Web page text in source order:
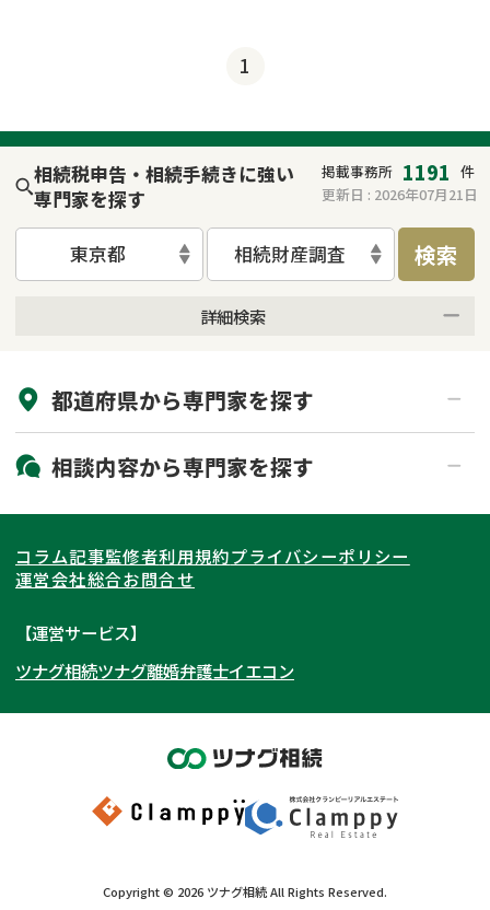
1
相続税申告・相続手続きに強い
専門家を探す
掲載事務所 1191 件
更新日 : 2026年07月21日
東京都 相続財産調査 検索
詳細検索
初回相談無料
土日祝の相談可能
都道府県から専門家を探す
北海道・東北
北海道 青森県
岩手県 宮城県
秋田県
福島県
関東
東京都 神奈川県
埼玉県
茨城県 群馬県
東海
愛知県
岐阜県 山梨県
関西
大阪府 京都府
奈良県
和歌山県
北陸・甲信越
石川県
富山県
岡山県
九州・沖縄
相談内容から専門家を探す
相続登記
遺産分割
相続手続き
家族信託
成年後見・任意後見
相続財産調査
不動産評価(相続不動産)
相続トラブル
コラム記事監修者利用規約プライバシーポリシー
運営会社総合お問合せ
【運営サービス】
ツナグ相続ツナグ離婚弁護士イエコン
Copyright © 2026 ツナグ相続All Rights Reserved.